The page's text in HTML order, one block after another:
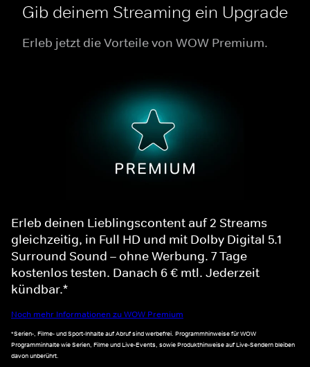
Gib deinem Streaming ein Upgrade
Erleb jetzt die Vorteile von WOW Premium.
Erleb deinen Lieblingscontent auf 2 Streams
gleichzeitig, in Full HD und mit Dolby Digital 5.1
Surround Sound – ohne Werbung. 7 Tage
kostenlos testen. Danach 6 € mtl. Jederzeit
kündbar.*
Noch mehr Informationen zu WOW Premium
*Serien-, Filme- und Sport-Inhalte auf Abruf sind werbefrei. Programmhinweise für WOW
Programminhalte wie Serien, Filme und Live-Events, sowie Produkthinweise auf Live-Sendern bleiben
davon unberührt.